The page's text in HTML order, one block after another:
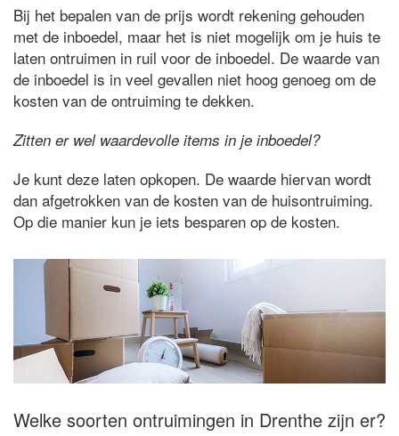
Bij het bepalen van de prijs wordt rekening gehouden
met de inboedel, maar het is niet mogelijk om je huis te
laten ontruimen in ruil voor de inboedel. De waarde van
de inboedel is in veel gevallen niet hoog genoeg om de
kosten van de ontruiming te dekken.
Zitten er wel waardevolle items in je inboedel?
Je kunt deze laten opkopen. De waarde hiervan wordt
dan afgetrokken van de kosten van de huisontruiming.
Op die manier kun je iets besparen op de kosten.
Welke soorten ontruimingen in Drenthe zijn er?